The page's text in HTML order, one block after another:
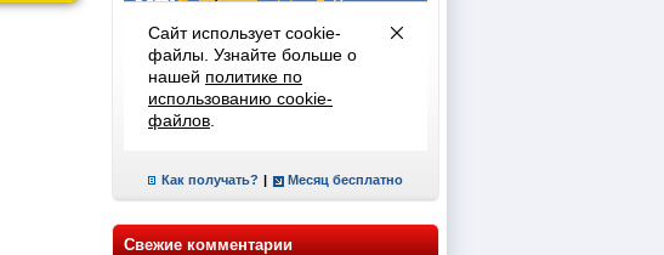
Как получать? | Месяц бесплатно
Свежие комментарии